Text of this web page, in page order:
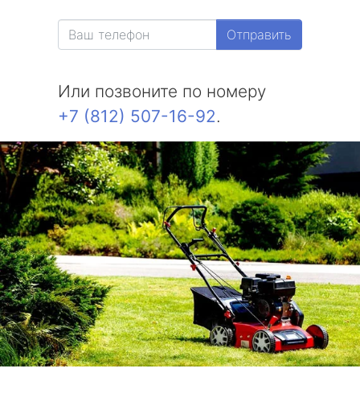
Отправить
Или позвоните по номеру
+7 (812) 507-16-92.